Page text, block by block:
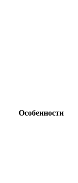
Особенности